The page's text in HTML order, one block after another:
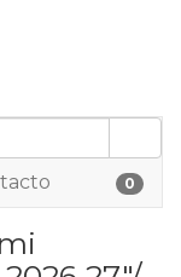
0